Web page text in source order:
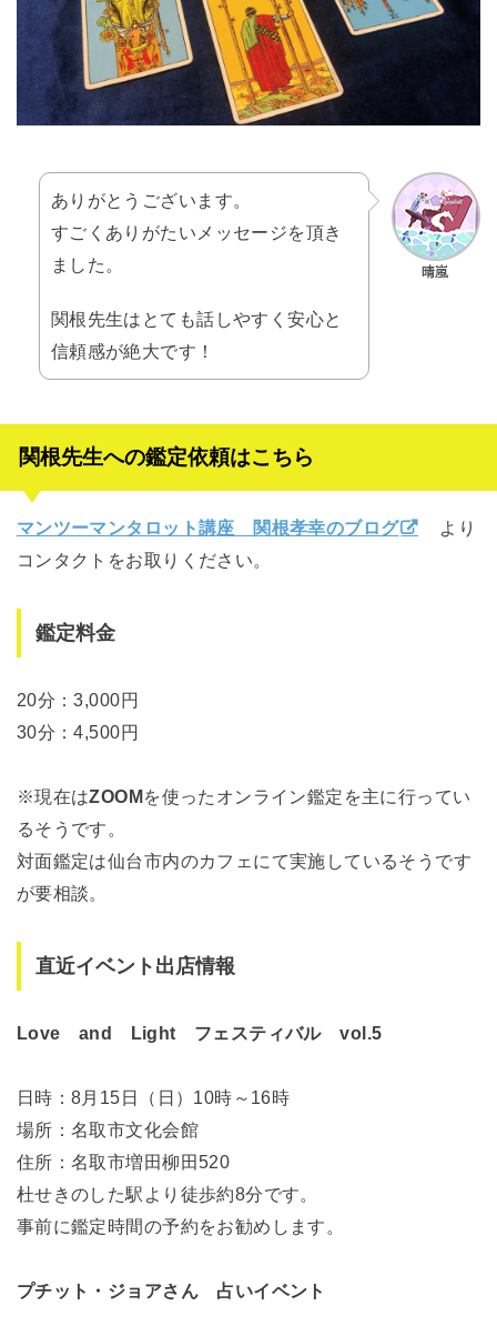
ありがとうございます。
すごくありがたいメッセージを頂き
ました。
関根先生はとても話しやすく安心と
信頼感が絶大です！
関根先生への鑑定依頼はこちら
マンツーマンタロット講座 関根孝幸のブログ
より
コンタクトをお取りください。
鑑定料金
20分：3,000円
30分：4,500円
※現在はZOOMを使ったオンライン鑑定を主に行ってい
るそうです。
対面鑑定は仙台市内のカフェにて実施しているそうです
が要相談。
直近イベント出店情報
Love and Light フェスティバル vol.5
日時：8月15日（日）10時～16時
場所：名取市文化会館
住所：名取市増田柳田520
杜せきのした駅より徒歩約8分です。
事前に鑑定時間の予約をお勧めします。
プチット・ジョアさん 占いイベント